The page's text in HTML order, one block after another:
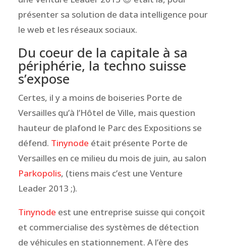
présenter sa solution de data intelligence pour
le web et les réseaux sociaux.
Du coeur de la capitale à sa
périphérie, la techno suisse
s’expose
Certes, il y a moins de boiseries Porte de
Versailles qu’à l’Hôtel de Ville, mais question
hauteur de plafond le Parc des Expositions se
défend. Tinynode était présente Porte de
Versailles en ce milieu du mois de juin, au salon
Parkopolis, (tiens mais c’est une Venture
Leader 2013 ;).
Tinynode est une entreprise suisse qui conçoit
et commercialise des systèmes de détection
de véhicules en stationnement. A l’ère des